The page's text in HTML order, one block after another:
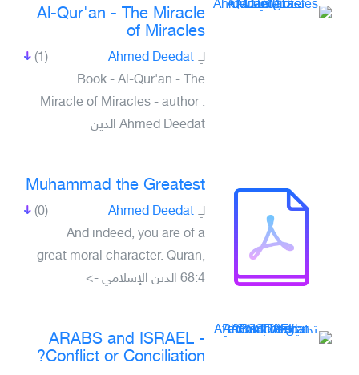
Al-Qur'an - The Miracle
of Miracles
(1) لـِ: Ahmed Deedat
Book - Al-Qur'an - The
Miracle of Miracles - author :
Ahmed Deedat الدين
Muhammad the Greatest
(0) لـِ: Ahmed Deedat
And indeed, you are of a
great moral character. Quran,
68:4 الدين الإسلامي ->
ARABS and ISRAEL -
Conflict or Conciliation?